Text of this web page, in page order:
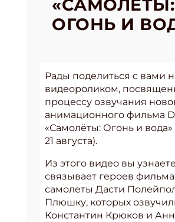
«САМОЛЁТЫ:
ОГОНЬ И
Рады поделиться с вами
видеороликом,
процессу озвучания
анимационного фильма
«Самолёты: Огонь и вода»
21 августа).
Из этого видео вы
связывает героев
самолеты Дасти
Плюшку, которых
Константин Крюков и